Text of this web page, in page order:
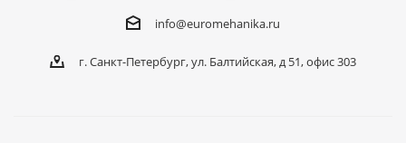
info@euromehanika.ru
г. Санкт-Петербург, ул. Балтийская, д 51, офис 303